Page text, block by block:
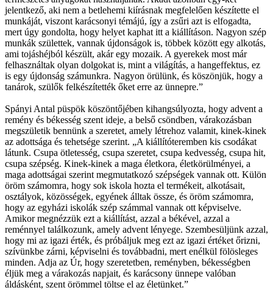
jelentkező, aki nem a betlehemi kiírásnak megfelelően készítette el
munkáját, viszont karácsonyi témájú, így a zsűri azt is elfogadta,
mert úgy gondolta, hogy helyet kaphat itt a kiállításon. Nagyon szép
munkák születtek, vannak újdonságok is, többek között egy alkotás,
ami tojáshéjból készült, akár egy mozaik. A gyerekek most már
felhasználtak olyan dolgokat is, mint a világítás, a hangeffektus, ez
is egy újdonság számunkra. Nagyon örülünk, és köszönjük, hogy a
tanárok, szülők felkészítették őket erre az ünnepre.”
Spányi Antal püspök köszöntőjében kihangsúlyozta, hogy advent a
remény és békesség szent ideje, a belső csöndben, várakozásban
megszületik bennünk a szeretet, amely létrehoz valamit, kinek-kinek
az adottsága és tehetsége szerint. „A kiállítóteremben kis csodákat
látunk. Csupa ötletesség, csupa szeretet, csupa kedvesség, csupa hit,
csupa szépség. Kinek-kinek a maga életkora, életkörülményei, a
maga adottságai szerint megmutatkozó szépségek vannak ott. Külön
öröm számomra, hogy sok iskola hozta el termékeit, alkotásait,
osztályok, közösségek, egyének álltak össze, és öröm számomra,
hogy az egyházi iskolák szép számmal vannak ott képviselve.
Amikor megnézzük ezt a kiállítást, azzal a békével, azzal a
reménnyel találkozunk, amely advent lényege. Szembesüljünk azzal,
hogy mi az igazi érték, és próbáljuk meg ezt az igazi értéket őrizni,
szívünkbe zárni, képviselni és továbbadni, mert enélkül fölösleges
minden. Adja az Úr, hogy szeretetben, reményben, békességben
éljük meg a várakozás napjait, és karácsony ünnepe valóban
áldásként, szent örömmel töltse el az életünket.”